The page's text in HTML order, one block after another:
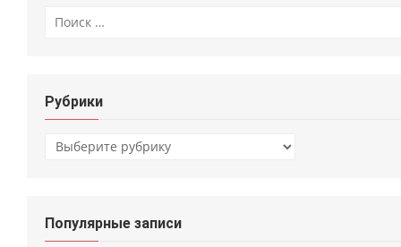
Рубрики
Рубрики
Популярные записи